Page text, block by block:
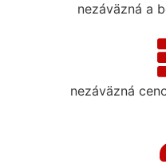
nezáväzná a
nezáväzná